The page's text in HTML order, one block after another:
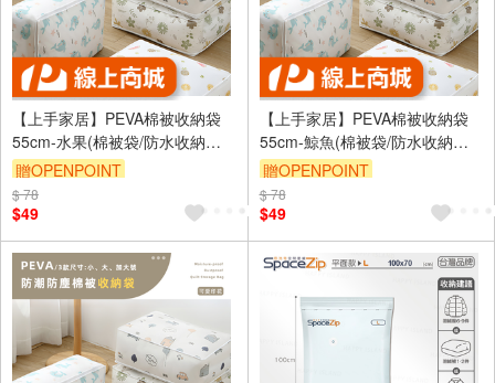
【上手家居】PEVA棉被收納袋
55cm-水果(棉被袋/防水收納袋/
透明收納袋/衣物收納袋/被子收
納袋)
贈OPENPOINT
訂單滿999享9折
$ 78
$49
【上手家居】PEVA棉被收納袋
55cm-鯨魚(棉被袋/防水收納袋/
透明收納袋/衣物收納袋/被子收
納袋)
贈OPENPOINT
訂單滿999享9折
$ 78
$49